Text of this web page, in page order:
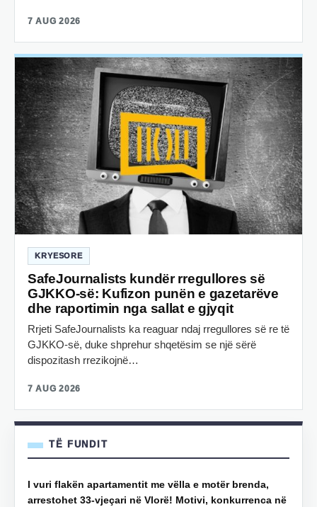
7 AUG 2026
KRYESORE
SafeJournalists kundër rregullores së
GJKKO-së: Kufizon punën e gazetarëve
dhe raportimin nga sallat e gjyqit
Rrjeti SafeJournalists ka reaguar ndaj rregullores së re të
GJKKO-së, duke shprehur shqetësim se një sërë
dispozitash rrezikojnë…
7 AUG 2026
TË FUNDIT
I vuri flakën apartamentit me vëlla e motër brenda,
arrestohet 33-vjeçari në Vlorë! Motivi, konkurrenca në